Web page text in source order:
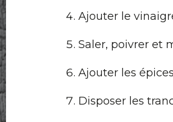
Ajouter le
Saler, poivrer et
Ajouter les
Disposer les